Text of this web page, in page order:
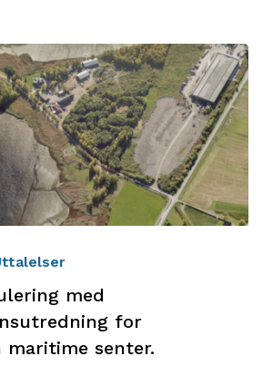
med
for
maritime senter.